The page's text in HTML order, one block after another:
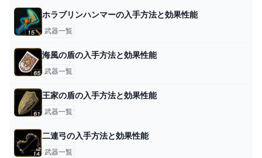
ホラブリンハンマーの入手方法と効果性能
武器一覧
海風の盾の入手方法と効果性能
武器一覧
王家の盾の入手方法と効果性能
武器一覧
二連弓の入手方法と効果性能
武器一覧